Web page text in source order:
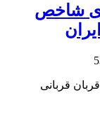
شاخص
قربانی